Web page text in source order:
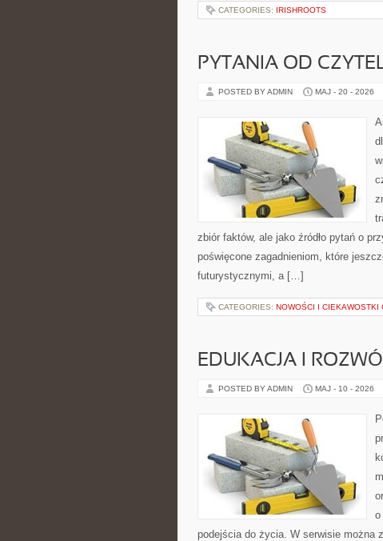
CATEGORIES: IRISHROOTS
PYTANIA OD
POSTED BY ADMIN MAJ - 20 - 2026
zbiór faktów, ale jako źródło pytań o
poświęcone zagadnieniom, które
futurystycznymi, a […]
CATEGORIES: NOWOŚCI I CIEKAWOSTKI
EDUKACJA I
POSTED BY ADMIN MAJ - 10 - 2026
o
podejścia do życia. W serwisie można